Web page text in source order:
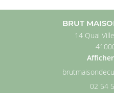
BRUT
14 Quai
02 54